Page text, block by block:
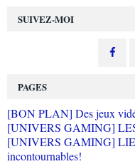
SUIVEZ-MOI
PAGES
[BON PLAN] Des jeux
[UNIVERS GAMING]
[UNIVERS GAMING]
incontournables!